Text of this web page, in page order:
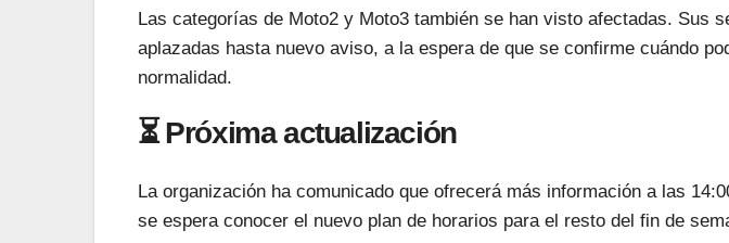
Las categorías de Moto2 y Moto3 también se han visto afectadas. Sus
aplazadas hasta nuevo aviso, a la espera de que se confirme cuándo
normalidad.
⏳ Próxima actualización
La organización ha comunicado que ofrecerá más información a las
se espera conocer el nuevo plan de horarios para el resto del fin de